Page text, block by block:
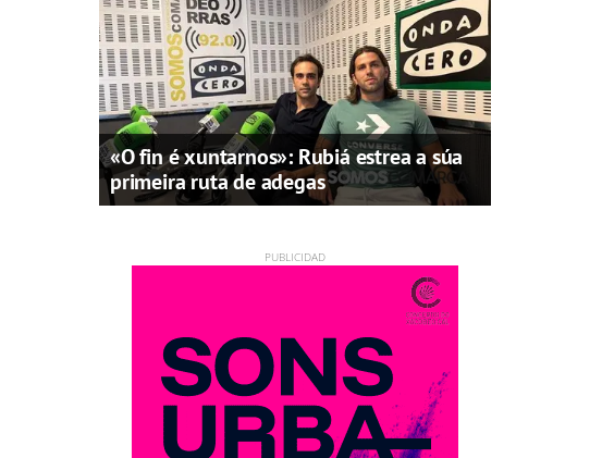
«O fin é xuntarnos»: Rubiá estrea a súa
primeira ruta de adegas